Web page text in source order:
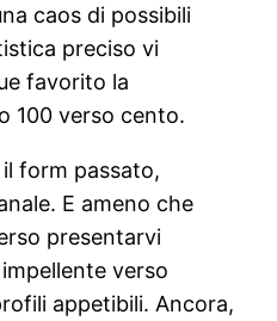
caos di possibili
preciso vi
favorito la
100 verso cento.
form passato,
E ameno che
presentarvi
verso
appetibili. Ancora,